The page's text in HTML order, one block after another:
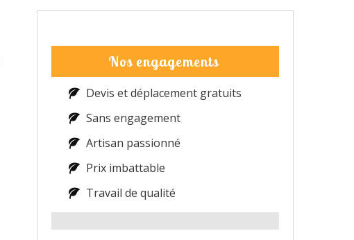
Nos engagements
Devis et déplacement gratuits
Sans engagement
Artisan passionné
Prix imbattable
Travail de qualité